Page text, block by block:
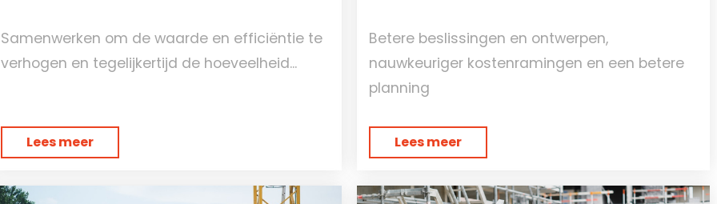
Samenwerken om de waarde en efficiëntie te
verhogen en tegelijkertijd de hoeveelheid...
Lees meer
Betere beslissingen en ontwerpen,
nauwkeuriger kostenramingen en een betere
planning
Lees meer